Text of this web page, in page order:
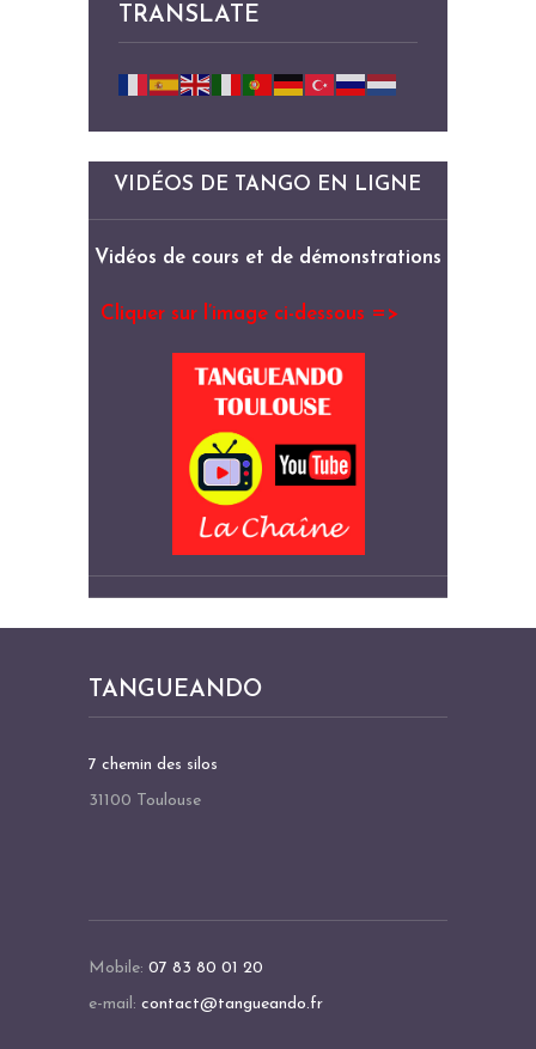
TRANSLATE
VIDÉOS DE TANGO EN LIGNE
Vidéos de cours et de démonstrations
Cliquer sur l’image ci-dessous =>
TANGUEANDO
7 chemin des silos
31100 Toulouse
Mobile: 07 83 80 01 20
e-mail: contact@tangueando.fr